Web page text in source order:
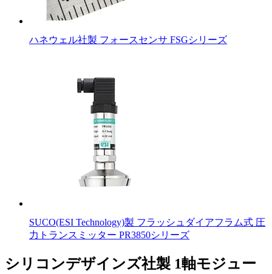
ハネウェル社製 フォースセンサ FSGシリーズ
SUCO(ESI Technology)製 フラッシュダイアフラム式 圧
力トランスミッター PR3850シリーズ
シリコンデザインズ社製 1軸モジュー